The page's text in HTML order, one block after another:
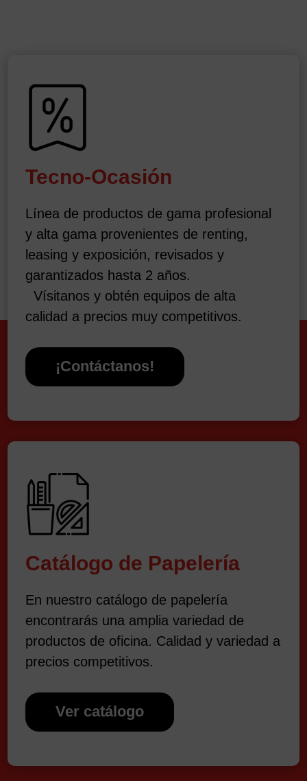
Tecno-Ocasión
Línea de productos de gama profesional
y alta gama provenientes de renting,
leasing y exposición, revisados y
garantizados hasta 2 años.
Vísitanos y obtén equipos de alta
calidad a precios muy competitivos.
¡Contáctanos!
Catálogo de Papelería
En nuestro catálogo de papelería
encontrarás una amplia variedad de
productos de oficina. Calidad y variedad a
precios competitivos.
Ver catálogo